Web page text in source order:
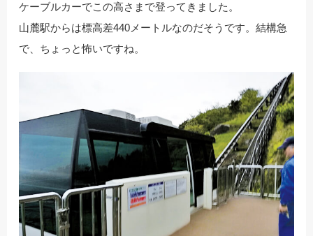
ケーブルカーでこの高さまで登ってきました。
山麓駅からは標高差440メートルなのだそうです。結構急
で、ちょっと怖いですね。